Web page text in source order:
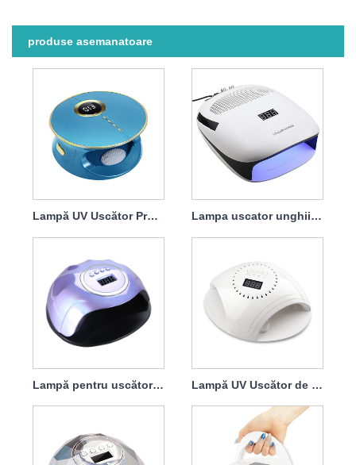
produse asemanatoare
Lampă UV Uscător Profesional de unghii 168w Lampa uscator unghii Colector de praf 140w 4 in1
Lampă pentru uscător de unghii cu gel Greenlife 120w Lampă UV Uscător de unghii cu încărcător 86w